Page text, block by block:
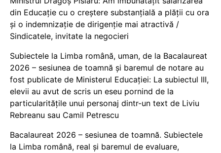
din Educație cu o creștere substanțială a plății cu ora
și o indemnizație de dirigenție mai atractivă /
Sindicatele, invitate la negocieri
Subiectele la Limba română, uman, de la Bacalaureat
2026 – sesiunea de toamnă și baremul de notare au
fost publicate de Ministerul Educației: La subiectul III,
elevii au avut de scris un eseu pornind de la
particularitățile unui personaj dintr-un text de Liviu
Rebreanu sau Camil Petrescu
Bacalaureat 2026 – sesiunea de toamnă. Subiectele
la Limba română, real și baremul de evaluare,